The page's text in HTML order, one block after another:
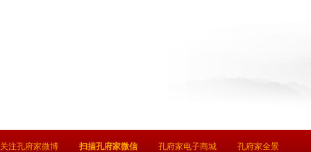
关注孔府家微博 扫描孔府家微信 孔府家电子商城 孔府家全景